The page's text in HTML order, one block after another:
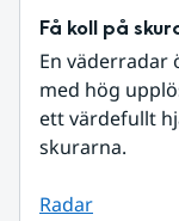
Få koll på
En väderradar
med hög
ett värdefullt
skurarna.
Radar